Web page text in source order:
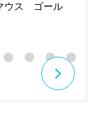
ウス ゴール